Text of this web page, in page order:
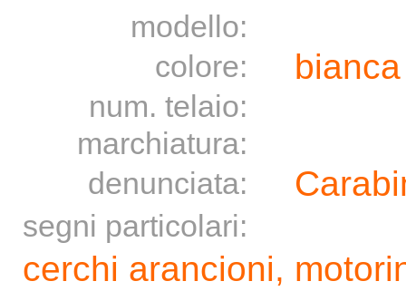
modello:
colore:
num. telaio:
marchiatura:
denunciata:
segni particolari:
cerchi arancioni,